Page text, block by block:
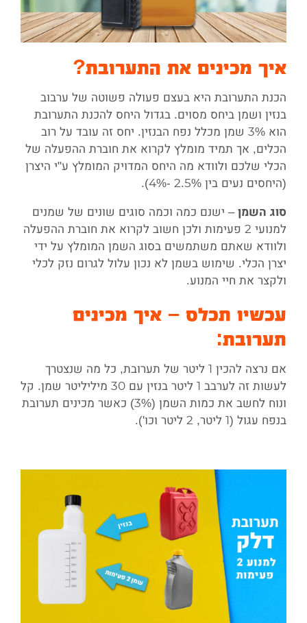
איך מכינים את התערובת?
הכנת התערובת היא בעצם פעולה פשוטה של ערבוב
בנזין ושמן ביחס מסוים. בגדול היחס להכנת התערובת
הוא 3% שמן מכלל נפח הבנזין. יחס זה עובד על רוב
הכלים, אך תמיד מומלץ לקרוא את חוברת ההפעלה של
הכלי שלכם ולוודא מה היחס המדויק המומלץ ע"י היצרן
(היחסים נעים בין 2.5% -4%).
סוג השמן – ישנם כמה וכמה סוגים שונים של שמנים
למנועי 2 פעימות ולכן חשוב לקרוא את חוברת ההפעלה
ולוודא שאתם משתמשים בסוג השמן המומלץ על ידי
יצרן הכלי. שימוש בשמן לא נכון עלול לגרום נזק לכלי
ולקצר את חיי המנוע.
עכשיו תכלס – איך מכינים
תערובת:
אם נרצה להכין 1 ליטר של תערובת, כל מה שנצטרך
לעשות זה לערבב 1 ליטר בנזין עם 30 מיליליטר שמן. קל
ונוח לחשב את כמות השמן (3%) כאשר מכינים תערובת
בנפח עגול (1 ליטר, 2 ליטר וכו').